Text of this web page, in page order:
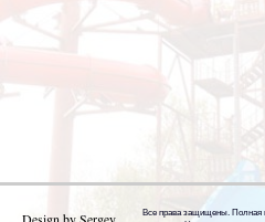
Все права защищены. Полная